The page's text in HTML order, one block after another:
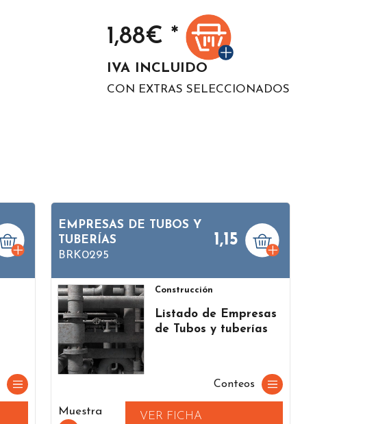
1,88€ *
IVA INCLUIDO
CON EXTRAS SELECCIONADOS
EMPRESAS DE TUBOS Y
TUBERÍAS
BRK0295
1,15
Construcción
Listado de Empresas
de Tubos y tuberías
Conteos
Muestra
VER FICHA